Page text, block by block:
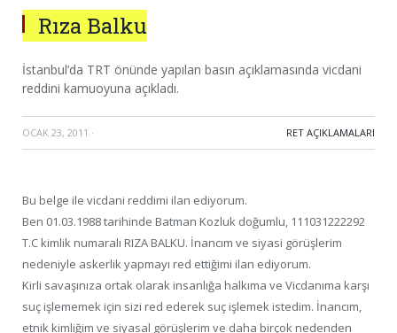
Rıza Balku
İstanbul’da TRT önünde yapılan basın açıklamasında vicdani
reddini kamuoyuna açıkladı.
OCAK 23, 2011 · RET AÇIKLAMALARI
Bu belge ile vicdani reddimi ilan ediyorum.
Ben 01.03.1988 tarihinde Batman Kozluk doğumlu, 111031222292
T.C kimlik numaralı RIZA BALKU. İnancım ve siyasi görüşlerim
nedeniyle askerlik yapmayı red ettiğimi ilan ediyorum.
Kirli savaşınıza ortak olarak insanlığa halkıma ve Vicdanıma karşı
suç işlememek için sizi red ederek suç işlemek istedim. İnancım,
etnik kimliğim ve siyasal görüşlerim ve daha birçok nedenden